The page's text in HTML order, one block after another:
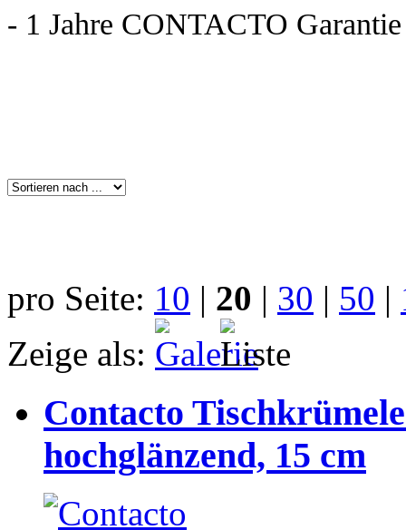
- 1 Jahre CONTACTO
pro Seite: 10 | 20 | 30 | 50 |
Zeige als:
Contacto
hochglänzend, 15 cm